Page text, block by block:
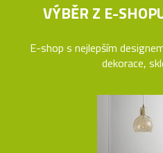
VÝBĚR Z E-
E-shop s nejlepším
dekorace,